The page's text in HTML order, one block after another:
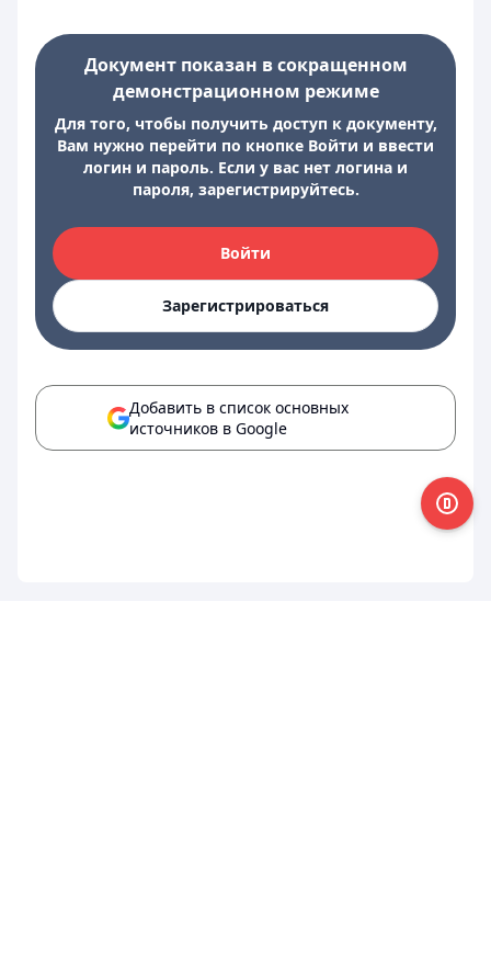
Документ показан в сокращенном
демонстрационном режиме
Для того, чтобы получить доступ к документу,
Вам нужно перейти по кнопке Войти и ввести
логин и пароль. Если у вас нет логина и
пароля, зарегистрируйтесь.
Войти
Зарегистрироваться
Добавить в список основных
источников в Google